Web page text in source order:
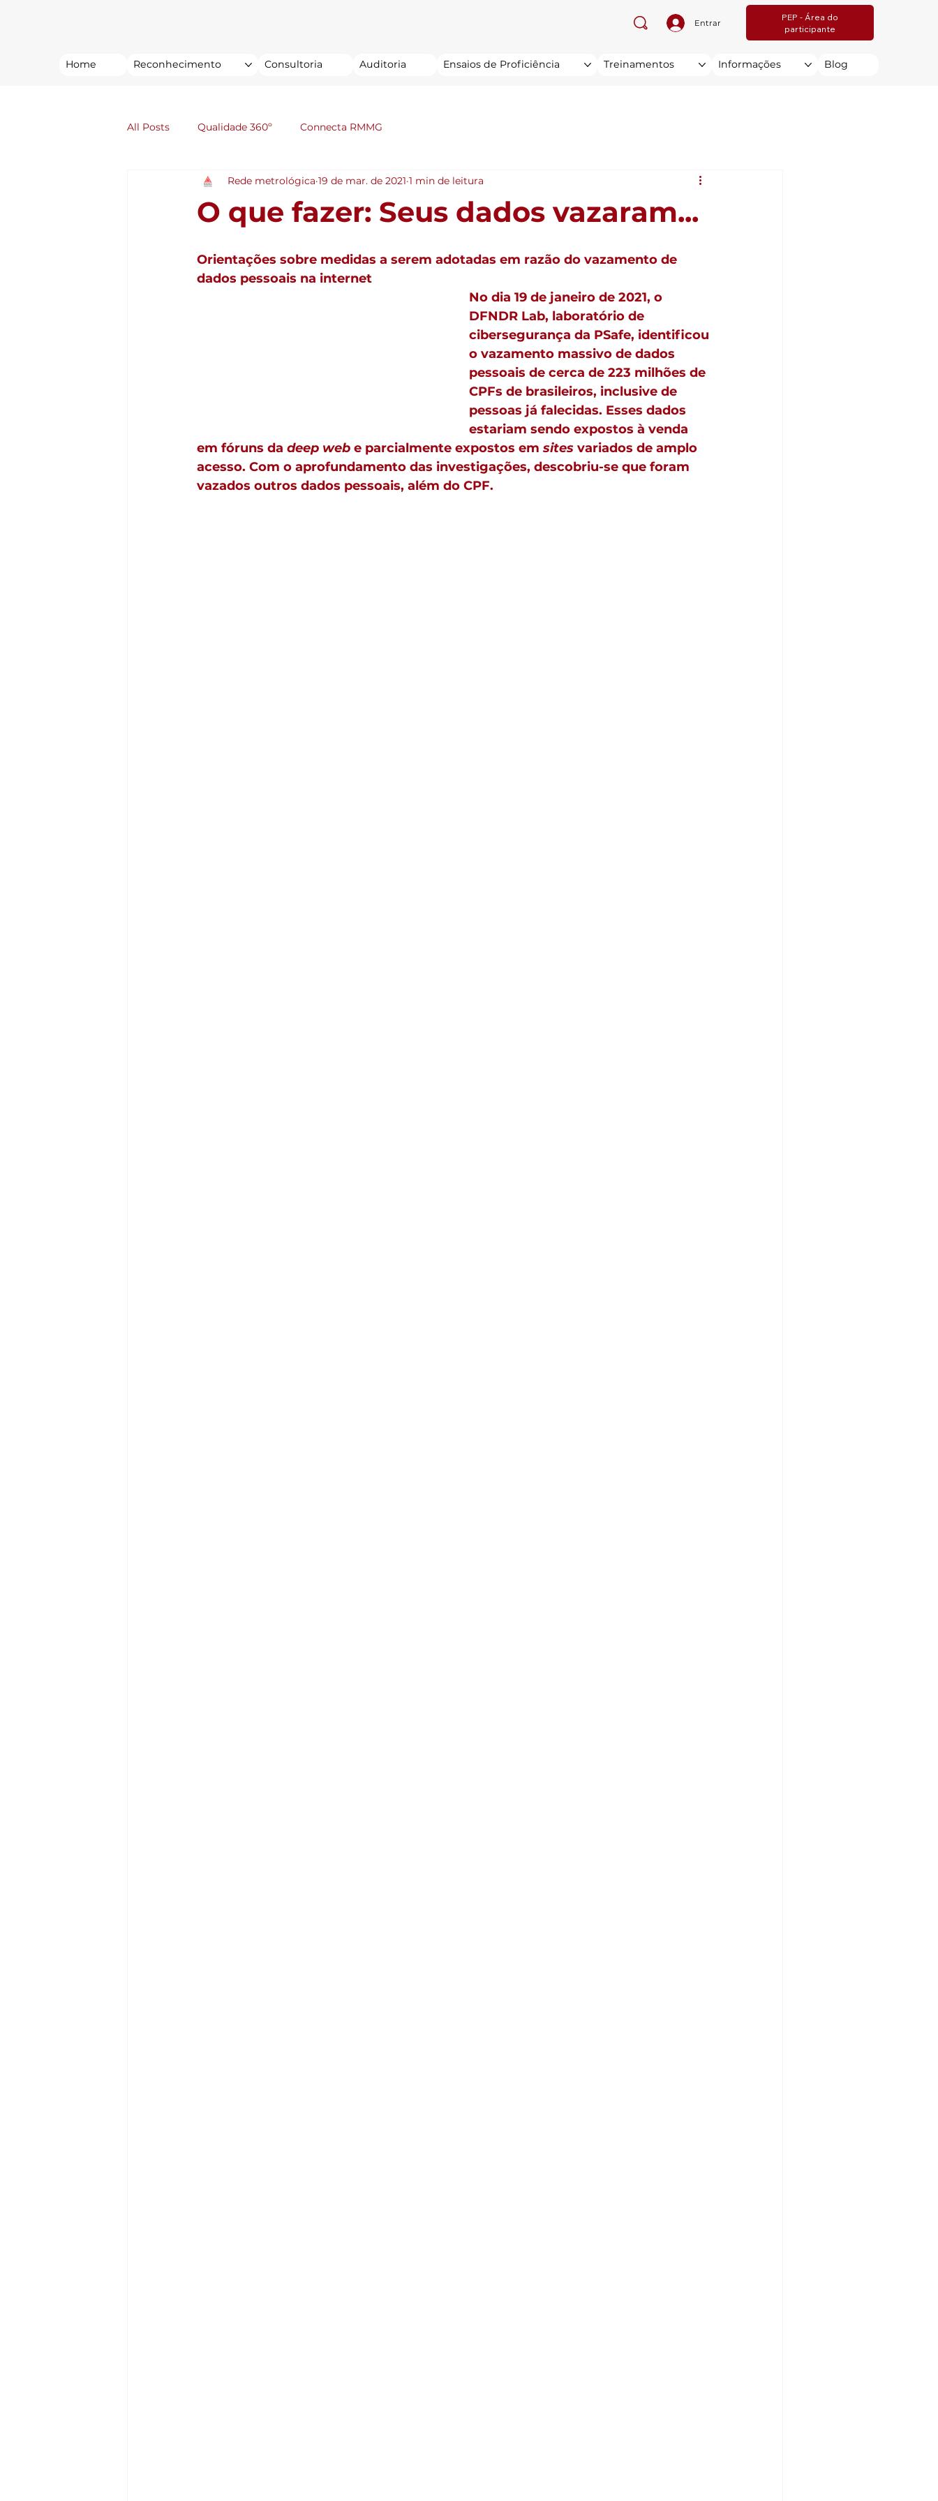
Entrar
PEP - Área do
participante
Home Reconhecimento Consultoria Auditoria Ensaios de Proficiência Treinamentos Informações Blog
All Posts Qualidade 360º Connecta RMMG
O que fazer: Seus dados vazaram...
Rede metrológica 19 de mar. de 2021 1 min de leitura
Orientações sobre medidas a serem adotadas em razão do vazamento de
dados pessoais na internet
No dia 19 de janeiro de 2021, o
DFNDR Lab, laboratório de
cibersegurança da PSafe, identificou
o vazamento massivo de dados
pessoais de cerca de 223 milhões de
CPFs de brasileiros, inclusive de
pessoas já falecidas. Esses dados
estariam sendo expostos à venda
em fóruns da deep web e parcialmente expostos em sites variados de amplo
acesso. Com o aprofundamento das investigações, descobriu-se que foram
vazados outros dados pessoais, além do CPF.